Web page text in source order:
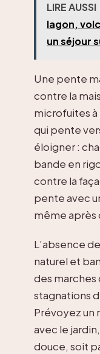
LIRE AUSSI
lagon,
un séjour
Une pente
contre la
microfuites à
qui pente
éloigner :
bande en
contre la
pente avec
même après
L’absence
naturel et
des marches
stagnations
Prévoyez
avec le
douce, soit